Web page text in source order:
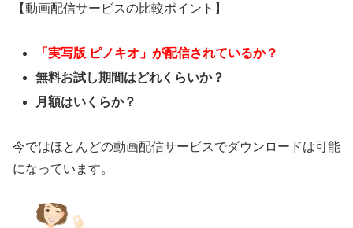
【動画配信サービスの比較ポイント】
「実写版 ピノキオ」が配信されているか？
無料お試し期間はどれくらいか？
月額はいくらか？
今ではほとんどの動画配信サービスでダウンロードは可能
になっています。